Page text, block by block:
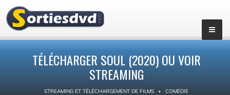
TÉLÉCHARGER SOUL (2020) OU VOIR
STREAMING
STREAMING ET TÉLÉCHARGEMENT DE FILMS COMÉDIE